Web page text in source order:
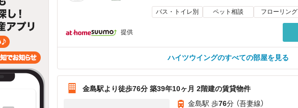
バス・トイレ別 ペット相談 フローリング
提供
ハイツウイングのすべての部屋を見る
金島駅より徒歩76分 築39年10ヶ月 2階建の賃貸物件
金島駅 歩76分 （吾妻線）